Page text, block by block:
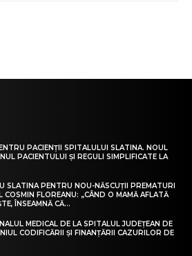
PACIENȚII SPITALULUI SLATINA. NOUL
PACIENTULUI ȘI REGULI SIMPLIFICATE LA
SLATINA PENTRU NOU-NĂSCUȚII PREMATURI
COSMIN FLOREANU: „CÂND O MAMĂ AFLATĂ
ÎNSEAMNĂ CĂ...
MEDICAL DE LA SPITALUL JUDEȚEAN DE
CODIFICĂRII ȘI FINANȚĂRII CAZURILOR DE